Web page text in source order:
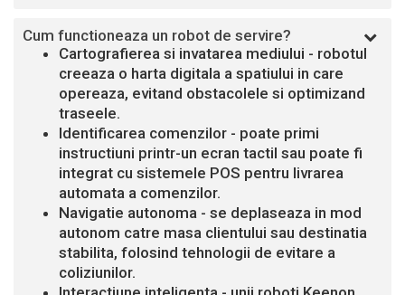
Cum functioneaza un robot de servire?
Cartografierea si invatarea mediului - robotul
creeaza o harta digitala a spatiului in care
opereaza, evitand obstacolele si optimizand
traseele.
Identificarea comenzilor - poate primi
instructiuni printr-un ecran tactil sau poate fi
integrat cu sistemele POS pentru livrarea
automata a comenzilor.
Navigatie autonoma - se deplaseaza in mod
autonom catre masa clientului sau destinatia
stabilita, folosind tehnologii de evitare a
coliziunilor.